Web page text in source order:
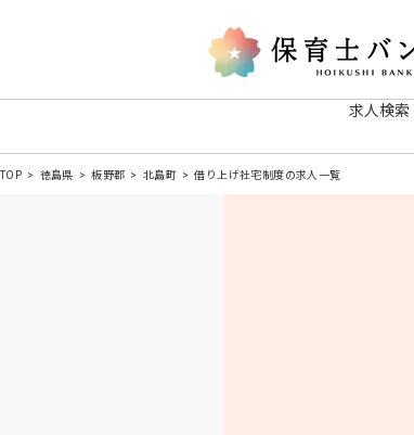
求人検索
TOP 徳島県 板野郡 北島町 借り上げ社宅制度の求人一覧